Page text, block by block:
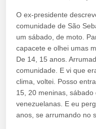
O ex-presidente
comunidade de São
um sábado, de moto.
capacete e olhei umas
De 14, 15 anos.
comunidade. E vi que
clima, voltei. Posso
15, 20 meninas,
venezuelanas. E eu
anos, se arrumando no